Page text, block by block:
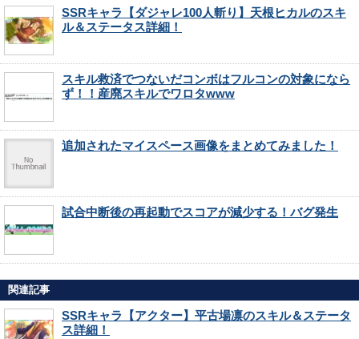
SSRキャラ【ダジャレ100人斬り】天根ヒカルのスキ
ル＆ステータス詳細！
スキル救済でつないだコンボはフルコンの対象になら
ず！！産廃スキルでワロタwww
追加されたマイスペース画像をまとめてみました！
試合中断後の再起動でスコアが減少する！バグ発生
関連記事
SSRキャラ【アクター】平古場凛のスキル＆ステータ
ス詳細！